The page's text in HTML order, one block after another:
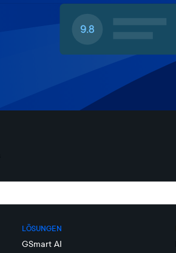
LÖSUNGEN
GSmart AI